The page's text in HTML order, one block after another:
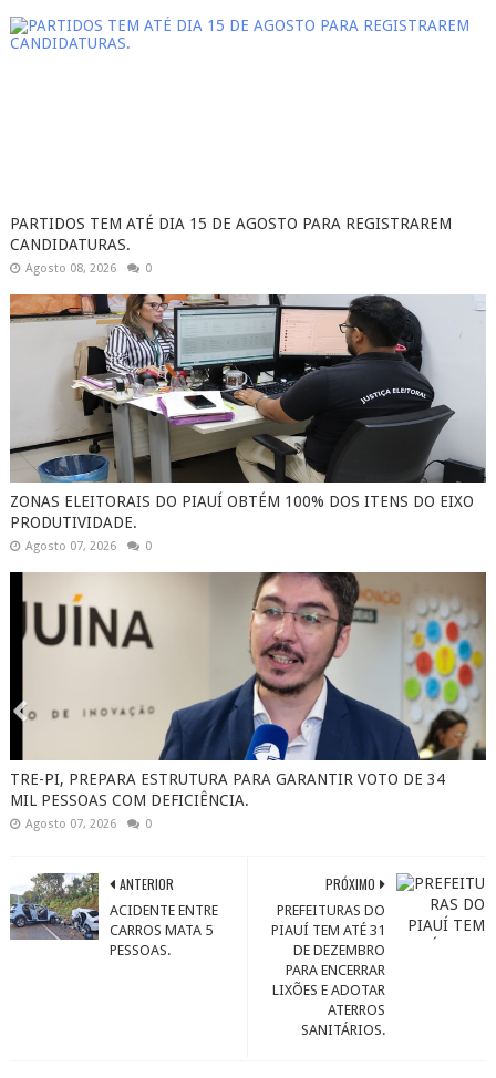
PARTIDOS TEM ATÉ DIA 15 DE AGOSTO PARA REGISTRAREM
CANDIDATURAS.
Agosto 08, 2026 0
ZONAS ELEITORAIS DO PIAUÍ OBTÉM 100% DOS ITENS DO EIXO
PRODUTIVIDADE.
Agosto 07, 2026 0
TRE-PI, PREPARA ESTRUTURA PARA GARANTIR VOTO DE 34
MIL PESSOAS COM DEFICIÊNCIA.
Agosto 07, 2026 0
PRÓXIMO
PREFEITURAS DO
PIAUÍ TEM ATÉ 31
DE DEZEMBRO
PARA ENCERRAR
LIXÕES E ADOTAR
ATERROS
SANITÁRIOS.
ANTERIOR
ACIDENTE ENTRE
CARROS MATA 5
PESSOAS.